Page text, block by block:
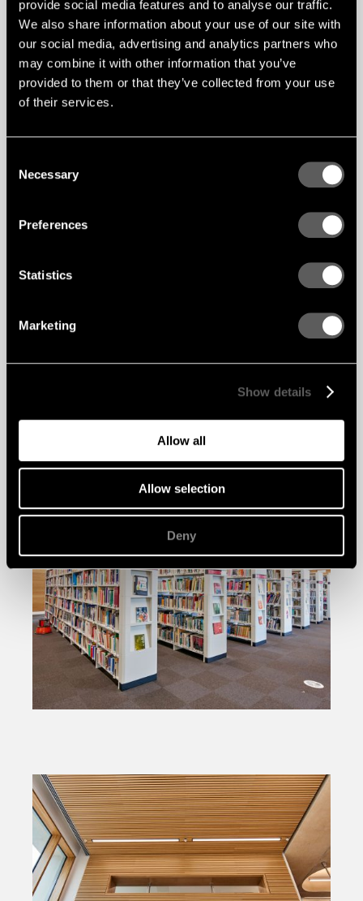
provide social media features and to analyse our traffic.
We also share information about your use of our site with
our social media, advertising and analytics partners who
may combine it with other information that you’ve
provided to them or that they’ve collected from your use
of their services.
Selection
Necessary
Preferences
Statistics
Marketing
Show details
Allow all
Allow selection
Deny